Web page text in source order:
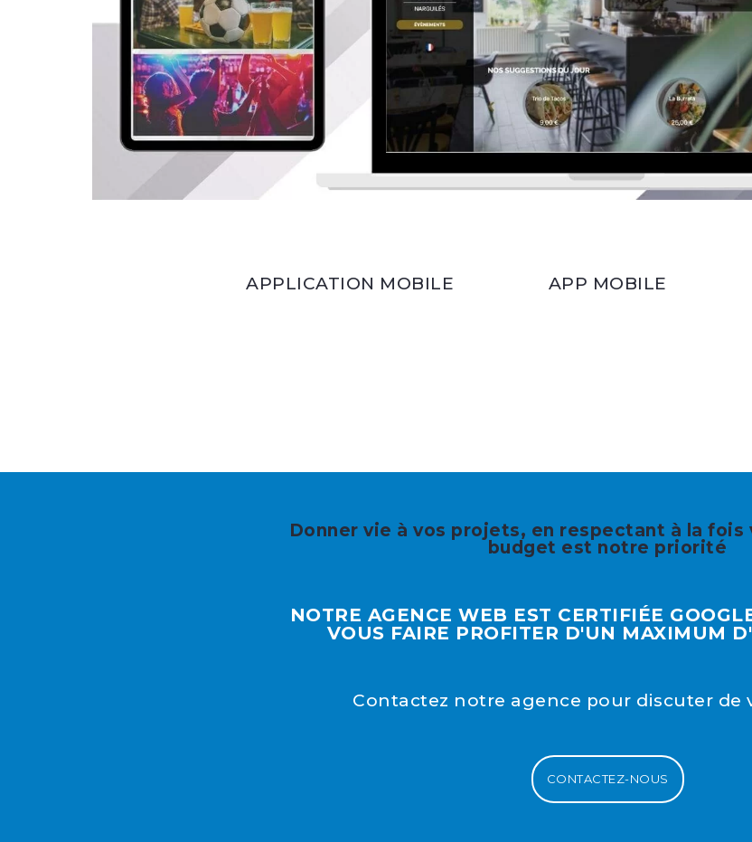
APPLICATION MOBILE APP MOBILE
Donner vie à vos projets, en respectant à la
budget est notre priorité
NOTRE AGENCE WEB EST CERTIFIÉE
VOUS FAIRE PROFITER D'UN MAXIMUM
Contactez notre agence pour discuter de
CONTACTEZ-NOUS